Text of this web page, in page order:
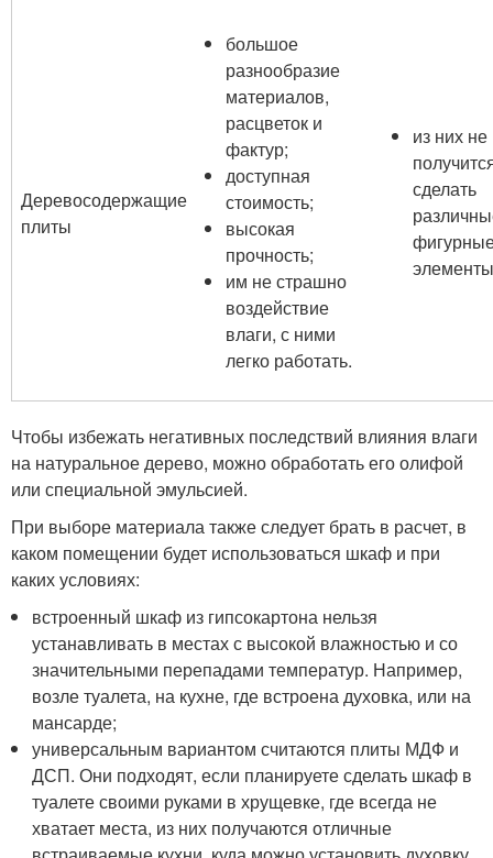
Деревосодержащие
плиты
большое
разнообразие
материалов,
расцветок и
фактур;
доступная
стоимость;
высокая
прочность;
им не страшно
воздействие
влаги, с ними
легко работать.
из них не
сделать
Чтобы избежать негативных последствий влияния влаги
на натуральное дерево, можно обработать его олифой
или специальной эмульсией.
При выборе материала также следует брать в расчет, в
каком помещении будет использоваться шкаф и при
каких условиях:
встроенный шкаф из гипсокартона нельзя
устанавливать в местах с высокой влажностью и со
значительными перепадами температур. Например,
возле туалета, на кухне, где встроена духовка, или на
мансарде;
универсальным вариантом считаются плиты МДФ и
ДСП. Они подходят, если планируете сделать шкаф в
туалете своими руками в хрущевке, где всегда не
хватает места, из них получаются отличные